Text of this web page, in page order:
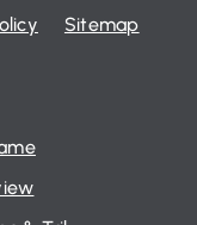
Sitemap